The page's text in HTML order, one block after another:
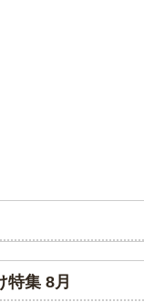
特集 8月